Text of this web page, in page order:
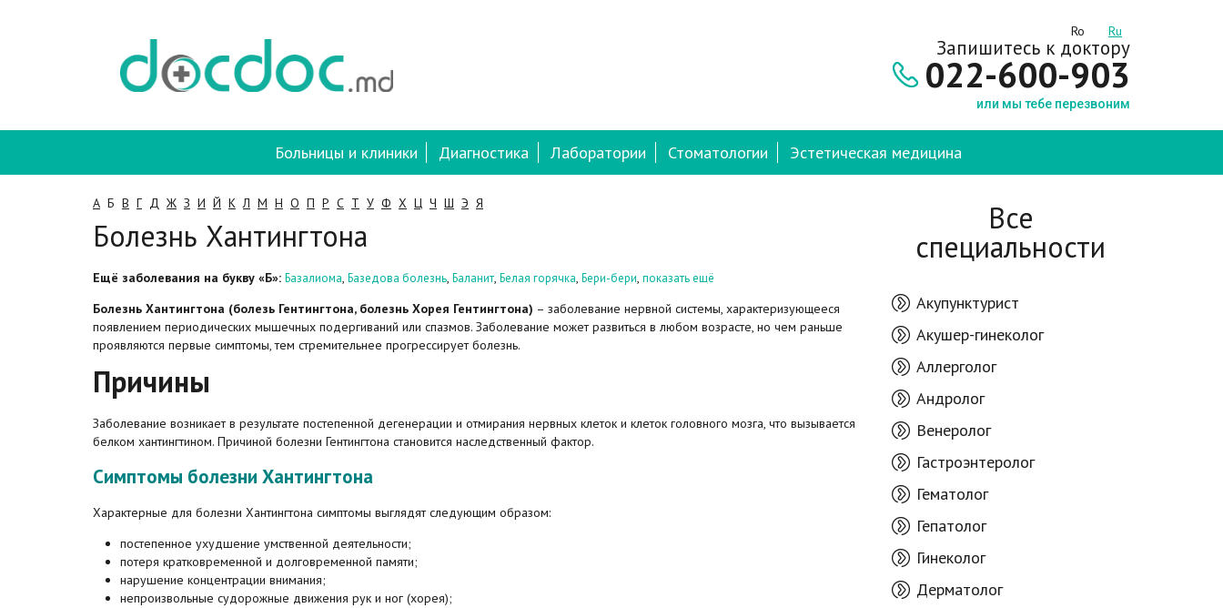
Ro Ru
Запишитесь к доктору
022-600-903
или мы тебе перезвоним
Больницы и клиники Диагностика Лаборатории Стоматологии Эстетическая медицина
А Б В Г Д Ж З И Й К Л М Н О П Р С Т У Ф Х Ц Ч Ш Э Я
Болезнь Хантингтона
Ещё заболевания на букву «Б»: Базалиома, Базедова болезнь, Баланит, Белая горячка, Бери-бери, показать ещё
Болезнь Хантингтона (болезь Гентингтона, болезнь Хорея Гентингтона) – заболевание нервной системы, характеризующееся
появлением периодических мышечных подергиваний или спазмов. Заболевание может развиться в любом возрасте, но чем раньше
проявляются первые симптомы, тем стремительнее прогрессирует болезнь.
Причины
Заболевание возникает в результате постепенной дегенерации и отмирания нервных клеток и клеток головного мозга, что вызывается
белком хантингтином. Причиной болезни Гентингтона становится наследственный фактор.
Симптомы болезни Хантингтона
Характерные для болезни Хантингтона симптомы выглядят следующим образом:
постепенное ухудшение умственной деятельности;
потеря кратковременной и долговременной памяти;
нарушение концентрации внимания;
непроизвольные судорожные движения рук и ног (хорея);
Все
специальности
Акупунктурист
Акушер-гинеколог
Аллерголог
Андролог
Венеролог
Гастроэнтеролог
Гематолог
Гепатолог
Гинеколог
Дерматолог